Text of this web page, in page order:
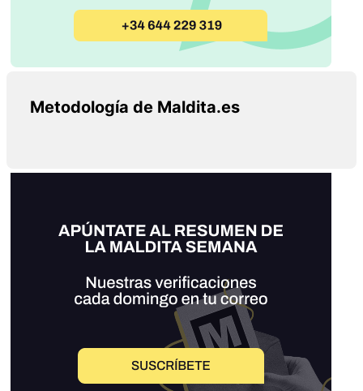
Metodología de Maldita.es